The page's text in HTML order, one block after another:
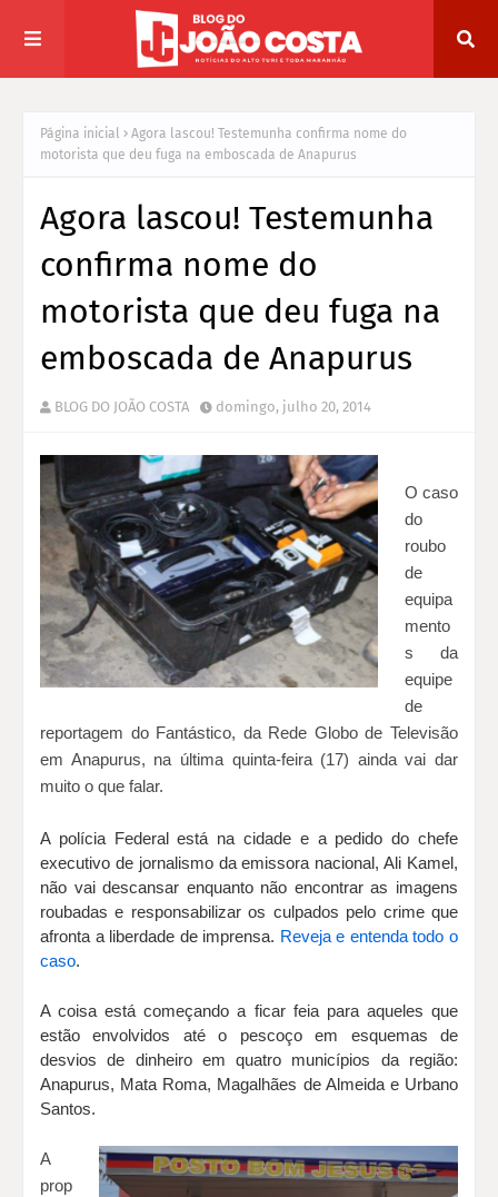
Página inicial
Agora lascou! Testemunha confirma nome do
motorista que deu fuga na emboscada de Anapurus
Agora lascou! Testemunha
confirma nome do
motorista que deu fuga na
emboscada de Anapurus
BLOG DO JOÃO COSTA domingo, julho 20, 2014
O caso
do
roubo
de
equipa
mento
s da
equipe
de
reportagem do Fantástico, da Rede Globo de Televisão
em Anapurus, na última quinta-feira (17) ainda vai dar
muito o que falar.
A polícia Federal está na cidade e a pedido do chefe
executivo de jornalismo da emissora nacional, Ali Kamel,
não vai descansar enquanto não encontrar as imagens
roubadas e responsabilizar os culpados pelo crime que
afronta a liberdade de imprensa. Reveja e entenda todo o
caso.
A coisa está começando a ficar feia para aqueles que
estão envolvidos até o pescoço em esquemas de
desvios de dinheiro em quatro municípios da região:
Anapurus, Mata Roma, Magalhães de Almeida e Urbano
Santos.
A
prop